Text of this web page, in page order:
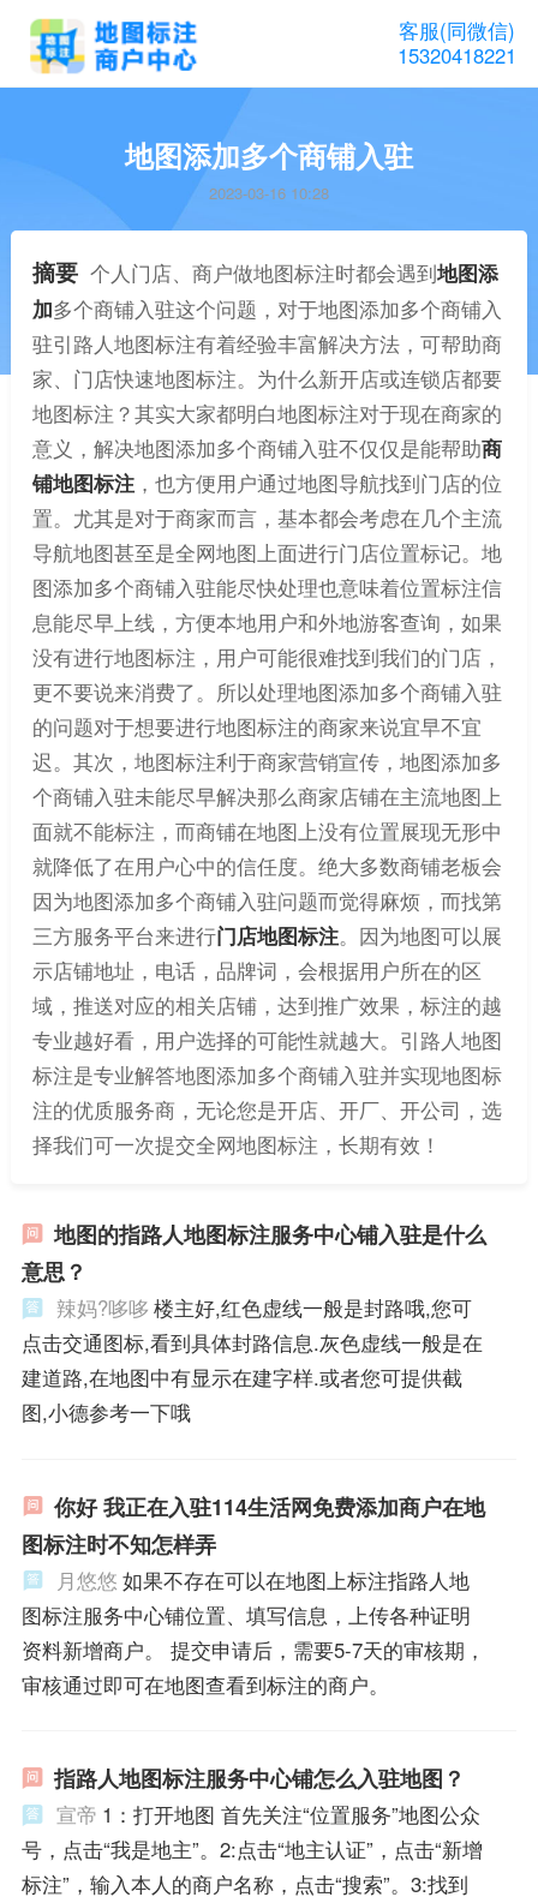
客服(同微信)
15320418221
地图添加多个商铺入驻
2023-03-16 10:28
摘要 个人门店、商户做地图标注时都会遇到地图添
加多个商铺入驻这个问题，对于地图添加多个商铺入
驻引路人地图标注有着经验丰富解决方法，可帮助商
家、门店快速地图标注。为什么新开店或连锁店都要
地图标注？其实大家都明白地图标注对于现在商家的
意义，解决地图添加多个商铺入驻不仅仅是能帮助商
铺地图标注，也方便用户通过地图导航找到门店的位
置。尤其是对于商家而言，基本都会考虑在几个主流
导航地图甚至是全网地图上面进行门店位置标记。地
图添加多个商铺入驻能尽快处理也意味着位置标注信
息能尽早上线，方便本地用户和外地游客查询，如果
没有进行地图标注，用户可能很难找到我们的门店，
更不要说来消费了。所以处理地图添加多个商铺入驻
的问题对于想要进行地图标注的商家来说宜早不宜
迟。其次，地图标注利于商家营销宣传，地图添加多
个商铺入驻未能尽早解决那么商家店铺在主流地图上
面就不能标注，而商铺在地图上没有位置展现无形中
就降低了在用户心中的信任度。绝大多数商铺老板会
因为地图添加多个商铺入驻问题而觉得麻烦，而找第
三方服务平台来进行门店地图标注。因为地图可以展
示店铺地址，电话，品牌词，会根据用户所在的区
域，推送对应的相关店铺，达到推广效果，标注的越
专业越好看，用户选择的可能性就越大。引路人地图
标注是专业解答地图添加多个商铺入驻并实现地图标
注的优质服务商，无论您是开店、开厂、开公司，选
择我们可一次提交全网地图标注，长期有效！
地图的指路人地图标注服务中心铺入驻是什么
意思？
辣妈?哆哆 楼主好,红色虚线一般是封路哦,您可
点击交通图标,看到具体封路信息.灰色虚线一般是在
建道路,在地图中有显示在建字样.或者您可提供截
图,小德参考一下哦
你好 我正在入驻114生活网免费添加商户在地
图标注时不知怎样弄
月悠悠 如果不存在可以在地图上标注指路人地
图标注服务中心铺位置、填写信息，上传各种证明
资料新增商户。 提交申请后，需要5-7天的审核期，
审核通过即可在地图查看到标注的商户。
指路人地图标注服务中心铺怎么入驻地图？
宣帝 1：打开地图 首先关注“位置服务”地图公众
号，点击“我是地主”。2:点击“地主认证”，点击“新增
标注”，输入本人的商户名称，点击“搜索”。3:找到